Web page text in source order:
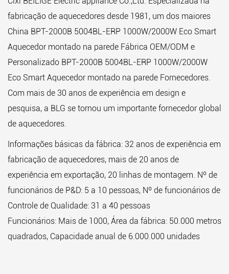
fabricação de aquecedores desde 1981, um dos maiores
China BPT-2000B 5004BL-ERP 1000W/2000W Eco Smart
Aquecedor montado na parede Fábrica OEM/ODM e
Personalizado BPT-2000B 5004BL-ERP 1000W/2000W
Eco Smart Aquecedor montado na parede Fornecedores.
Com mais de 30 anos de experiência em design e
pesquisa, a BLG se tornou um importante fornecedor global
de aquecedores.
Informações básicas da fábrica: 32 anos de experiência em
fabricação de aquecedores, mais de 20 anos de
experiência em exportação, 20 linhas de montagem. Nº de
funcionários de P&D: 5 a 10 pessoas, Nº de funcionários de
Controle de Qualidade: 31 a 40 pessoas
Funcionários: Mais de 1000, Área da fábrica: 50.000 metros
quadrados, Capacidade anual de 6.000.000 unidades